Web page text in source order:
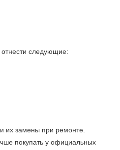
отнести следующие:
их замены при ремонте.
покупать у официальных